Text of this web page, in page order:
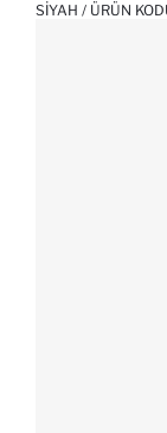
SIYAH / ÜRÜN